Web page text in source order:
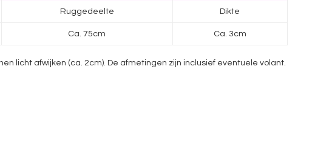
Ruggedeelte Dikte
Ca. 75cm Ca. 3cm
licht afwijken (ca. 2cm). De afmetingen zijn inclusief eventuele volant.